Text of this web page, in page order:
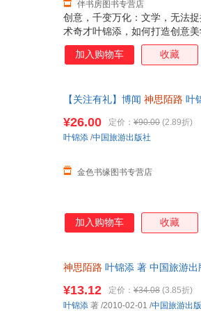
创意，千变万化：文学，无法
术奇才叶锦添，如何打造创意
伴书房图书专营店
加入购物车 收藏
【关注有礼】博闻 神思陌路 叶
¥26.00 定价： ¥90.00 (2.89折)
金色书缘图书专营店
叶锦添 /中国旅游出版社
加入购物车 收藏
神思陌路 叶锦添 著 中国旅游
¥13.12 定价： ¥34.08 (3.85折)
叶锦添 著 /2010-02-01 /中国旅游出